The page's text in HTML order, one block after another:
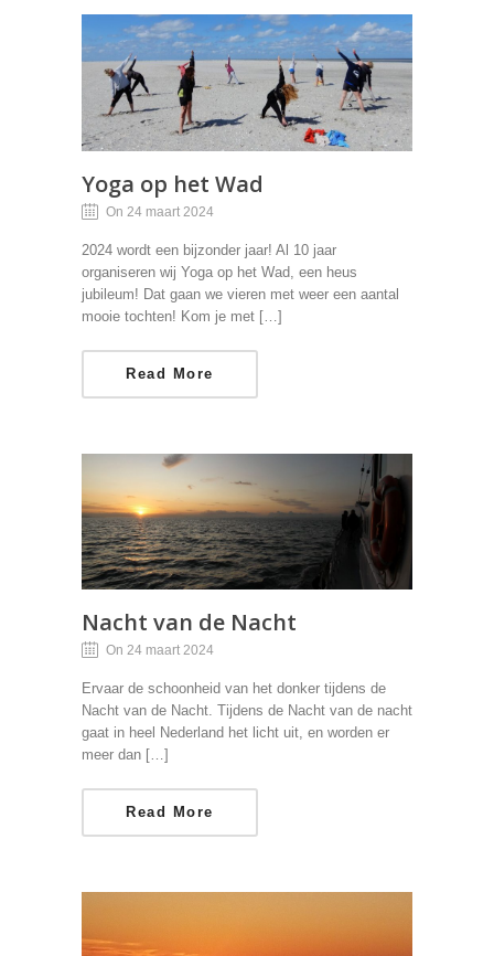
Yoga op het Wad
On 24 maart 2024
2024 wordt een bijzonder jaar! Al 10 jaar
organiseren wij Yoga op het Wad, een heus
jubileum! Dat gaan we vieren met weer een aantal
mooie tochten! Kom je met […]
Read More
Nacht van de Nacht
On 24 maart 2024
Ervaar de schoonheid van het donker tijdens de
Nacht van de Nacht. Tijdens de Nacht van de nacht
gaat in heel Nederland het licht uit, en worden er
meer dan […]
Read More